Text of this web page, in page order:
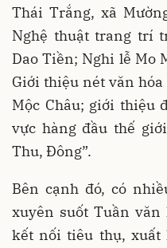
Thái Trắng, xã
Nghệ thuật trang trí
Dao Tiền; Nghi lễ Mo
Giới thiệu nét văn hóa
Mộc Châu; giới thiệu
vực hàng đầu thế
Thu, Đông”.
Bên cạnh đó, có
xuyên suốt Tuần
kết nối tiêu thụ, xuất